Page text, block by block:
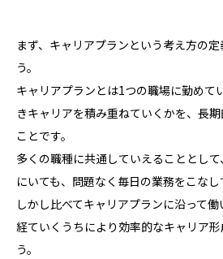
まず、キャリアプランという考え方の
う。
キャリアプランとは1つの職場に勤めて
きキャリアを積み重ねていくかを、長
ことです。
多くの職種に共通していえることとし
にいても、問題なく毎日の業務をこなし
しかし比べてキャリアプランに沿って
経ていくうちにより効率的なキャリア
う。